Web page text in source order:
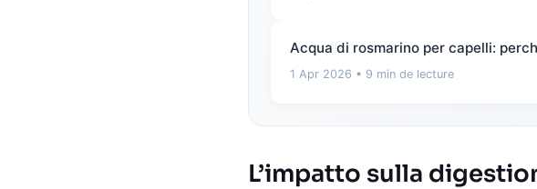
Acqua di rosmarino per capelli:
1 Apr 2026 • 9 min de lecture
L’impatto sulla